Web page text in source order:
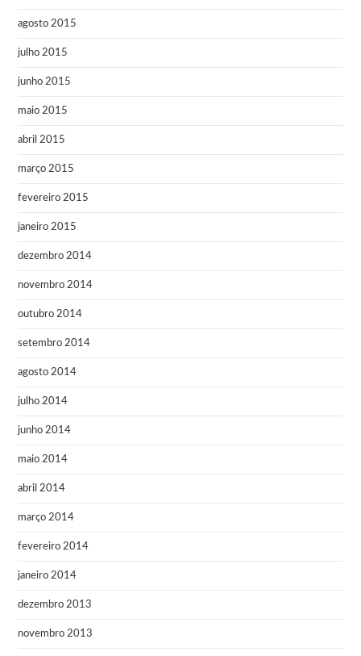
agosto 2015
julho 2015
junho 2015
maio 2015
abril 2015
março 2015
fevereiro 2015
janeiro 2015
dezembro 2014
novembro 2014
outubro 2014
setembro 2014
agosto 2014
julho 2014
junho 2014
maio 2014
abril 2014
março 2014
fevereiro 2014
janeiro 2014
dezembro 2013
novembro 2013